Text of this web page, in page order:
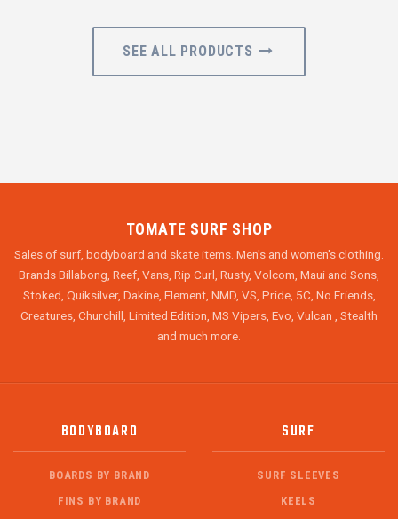
SEE ALL PRODUCTS
TOMATE SURF SHOP
Sales of surf, bodyboard and skate items. Men's and women's clothing.
Brands Billabong, Reef, Vans, Rip Curl, Rusty, Volcom, Maui and Sons,
Stoked, Quiksilver, Dakine, Element, NMD, VS, Pride, 5C, No Friends,
Creatures, Churchill, Limited Edition, MS Vipers, Evo, Vulcan , Stealth
and much more.
BODYBOARD
BOARDS BY BRAND
FINS BY BRAND
SURF
SURF SLEEVES
KEELS